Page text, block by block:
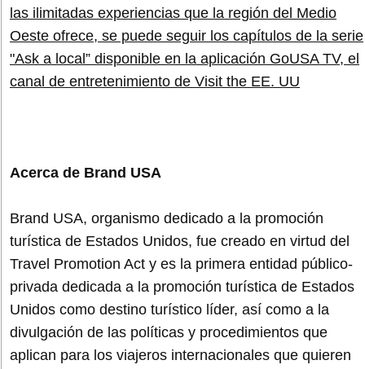
las ilimitadas experiencias que la región del Medio
Oeste ofrece, se puede seguir los capítulos de la serie
"Ask a local” disponible en la aplicación GoUSA TV, el
canal de entretenimiento de Visit the EE. UU
Acerca de Brand USA
Brand USA, organismo dedicado a la promoción
turística de Estados Unidos, fue creado en virtud del
Travel Promotion Act y es la primera entidad público-
privada dedicada a la promoción turística de Estados
Unidos como destino turístico líder, así como a la
divulgación de las políticas y procedimientos que
aplican para los viajeros internacionales que quieren